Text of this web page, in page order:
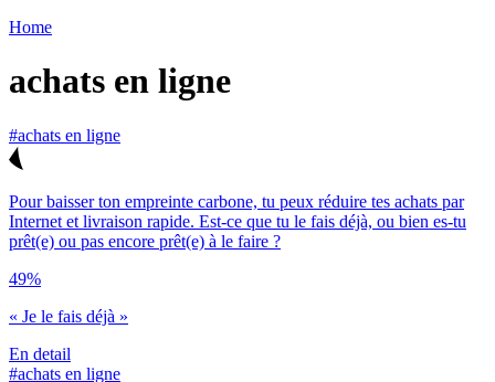
Home
achats en ligne
#achats en ligne
Pour baisser ton empreinte carbone, tu peux réduire tes achats par
Internet et livraison rapide. Est-ce que tu le fais déjà, ou bien es-tu
prêt(e) ou pas encore prêt(e) à le faire ?
49%
« Je le fais déjà »
En detail
#achats en ligne